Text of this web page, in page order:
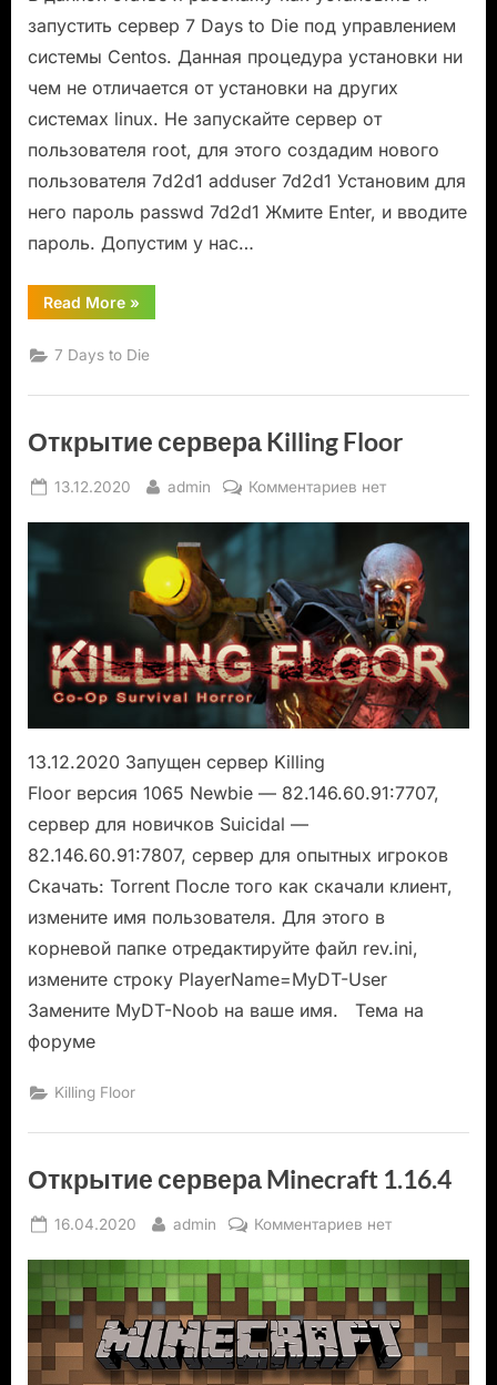
запустить сервер 7 Days to Die под управлением
системы Centos. Данная процедура установки ни
чем не отличается от установки на других
системах linux. Не запускайте сервер от
пользователя root, для этого создадим нового
пользователя 7d2d1 adduser 7d2d1 Установим для
него пароль passwd 7d2d1 Жмите Enter, и вводите
пароль. Допустим у нас…
Read More“Установка
сервера
Days
to
на
»
7 Days to Die
Открытие сервера Killing Floor
Posted
13.12.2020 By
admin Комментариевк
сервера
Killing
Floor
нет
13.12.2020 Запущен сервер Killing
Floor версия 1065 Newbie — 82.146.60.91:7707,
сервер для новичков Suicidal —
82.146.60.91:7807, сервер для опытных игроков
Скачать: Torrent После того как скачали клиент,
измените имя пользователя. Для этого в
корневой папке отредактируйте файл rev.ini,
измените строку PlayerName=MyDT-User
Замените MyDT-Noob на ваше имя. Тема на
форуме
Killing Floor
Открытие сервера Minecraft 1.16.4
Posted
16.04.2020 By
admin Комментариевк
Открытие
сервера
Minecraft
1.16.4
нет